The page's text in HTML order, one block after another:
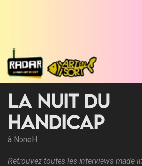
La nuit du
handicap
à NoneH
Retrouvez toutes les interviews made